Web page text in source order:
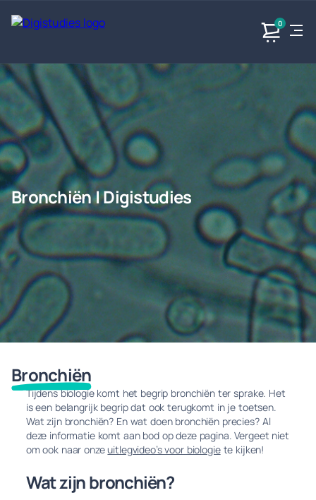
0
Exacte
vakken
Geen
vakken.
Taalvakken
Geen
vakken.
Maatschappijvakken
Geen vakken.
Producten
Bronchiën | Digistudies
Bronchiën
Tijdens biologie komt het begrip bronchiën ter sprake. Het
is een belangrijk begrip dat ook terugkomt in je toetsen.
Wat zijn bronchiën? En wat doen bronchiën precies? Al
deze informatie komt aan bod op deze pagina. Vergeet niet
om ook naar onzeuitlegvideo’s voor biologiete kijken!
Wat zijn bronchiën?